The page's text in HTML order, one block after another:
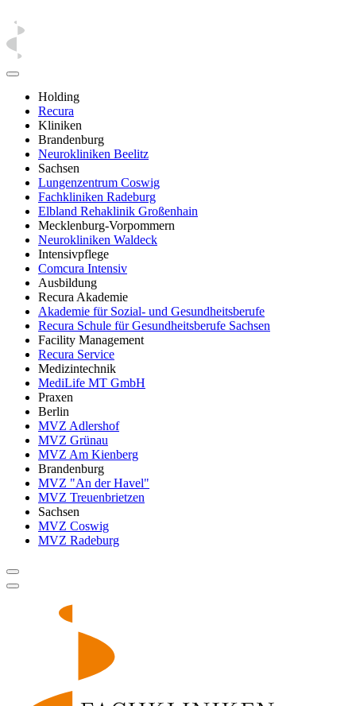
Holding
Recura
Kliniken
Brandenburg
Neurokliniken Beelitz
Sachsen
Lungenzentrum Coswig
Fachkliniken Radeburg
Elbland Rehaklinik Großenhain
Mecklenburg-Vorpommern
Neurokliniken Waldeck
Intensivpflege
Comcura Intensiv
Ausbildung
Recura Akademie
Akademie für Sozial- und Gesundheitsberufe
Recura Schule für Gesundheitsberufe Sachsen
Facility Management
Recura Service
Medizintechnik
MediLife MT GmbH
Praxen
Berlin
MVZ Adlershof
MVZ Grünau
MVZ Am Kienberg
Brandenburg
MVZ "An der Havel"
MVZ Treuenbrietzen
Sachsen
MVZ Coswig
MVZ Radeburg